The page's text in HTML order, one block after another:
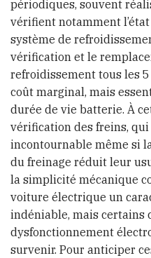
périodiques, souvent
vérifient notamment
système de
vérification et le
refroidissement tous les
coût marginal, mais
durée de vie batterie. À
vérification des freins,
incontournable même si
du freinage réduit leur
la simplicité mécanique
voiture électrique un
indéniable, mais certains
dysfonctionnement
survenir. Pour anticiper